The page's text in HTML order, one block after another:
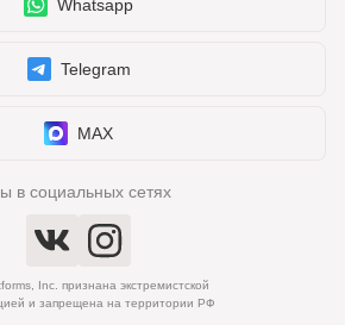
Whatsapp
Telegram
MAX
в социальных сетях
Inc. признана экстремистской
и запрещена на территории РФ